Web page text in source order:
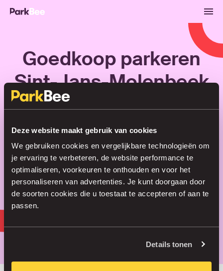
Deze website maakt gebruik van cookies
We gebruiken cookies en vergelijkbare technologieën om
je ervaring te verbeteren, de website performance te
optimaliseren, voorkeuren te onthouden en voor het
personaliseren van advertenties. Je kunt doorgaan door
de soorten cookies die u toestaat te accepteren of aan te
passen.
Details tonen
Goedkoop parkeren
Sint-Jans-Molenbeek
Regel je parkeerplek in no time
Parkeer slimmer, met onze app.